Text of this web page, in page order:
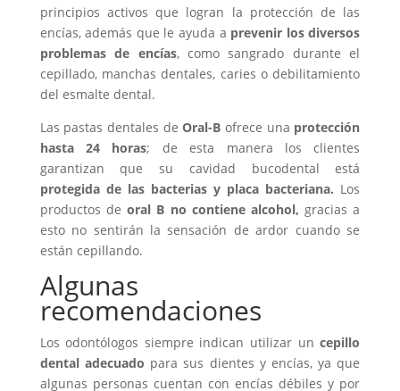
principios activos que logran la protección de las
encías, además que le ayuda a prevenir los diversos
problemas de encías, como sangrado durante el
cepillado, manchas dentales, caries o debilitamiento
del esmalte dental.
Las pastas dentales deOral-B ofrece una protección
hasta 24 horas; de esta manera los clientes
garantizan que su cavidad bucodental está
protegida de las bacterias y placa bacteriana. Los
productos deoral B no contiene alcohol, gracias a
esto no sentirán la sensación de ardor cuando se
están cepillando.
Algunas
recomendaciones
Los odontólogos siempre indican utilizar uncepillo
dental adecuado para sus dientes y encías, ya que
algunas personas cuentan con encías débiles y por